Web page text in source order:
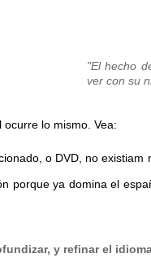
"El hecho
ver con su
lo mismo. Vea:
o DVD, no
porque ya domina el
y refinar el